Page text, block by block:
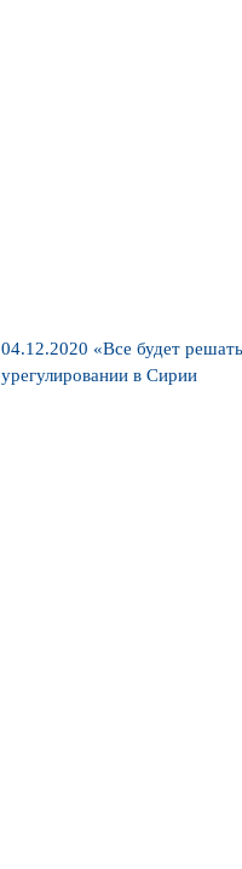
04.12.2020 «Все будет
урегулировании в Сирии